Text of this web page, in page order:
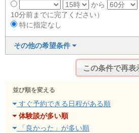
から
10分前までに完了ください）
特に指定なし
その他の希望条件
並び順を変える
すぐ予約できる日程がある順
体験談が多い順
「良かった」が多い順